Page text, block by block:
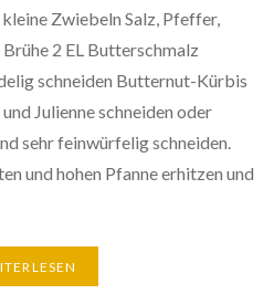
Zwiebeln Salz, Pfeffer,
2 EL Butterschmalz
schneiden Butternut-Kürbis
Julienne schneiden oder
sehr feinwürfelig schneiden.
und hohen Pfanne erhitzen und